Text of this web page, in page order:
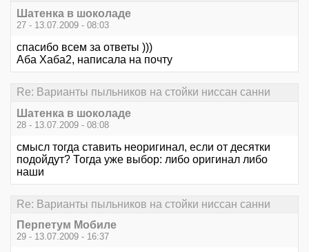
Шатенка в шоколаде
27 - 13.07.2009 - 08:03
спасибо всем за ответы )))
Аба Хаба2, написала на почту
Re: Варианты пыльников на стойки ниссан санни
Шатенка в шоколаде
28 - 13.07.2009 - 08:08
смысл тогда ставить неоригинал, если от десятки
подойдут? Тогда уже выбор: либо оригинал либо
наши
Re: Варианты пыльников на стойки ниссан санни
Перпетум Мобиле
29 - 13.07.2009 - 16:37